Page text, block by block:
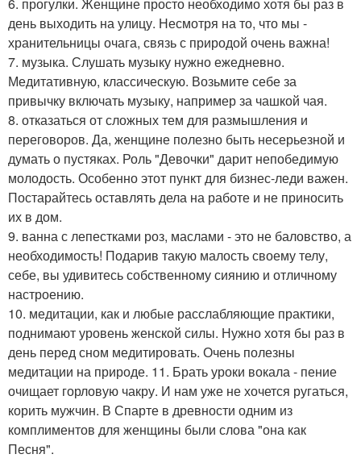
6. прогулки. Женщине просто необходимо хотя бы раз в
день выходить на улицу. Несмотря на то, что мы -
хранительницы очага, связь с природой очень важна!
7. музыка. Слушать музыку нужно ежедневно.
Медитативную, классическую. Возьмите себе за
привычку включать музыку, например за чашкой чая.
8. отказаться от сложных тем для размышления и
переговоров. Да, женщине полезно быть несерьезной и
думать о пустяках. Роль "Девочки" дарит непобедимую
молодость. Особенно этот пункт для бизнес-леди важен.
Постарайтесь оставлять дела на работе и не приносить
их в дом.
9. ванна с лепестками роз, маслами - это не баловство, а
необходимость! Подарив такую малость своему телу,
себе, вы удивитесь собственному сиянию и отличному
настроению.
10. медитации, как и любые расслабляющие практики,
поднимают уровень женской силы. Нужно хотя бы раз в
день перед сном медитировать. Очень полезны
медитации на природе. 11. Брать уроки вокала - пение
очищает горловую чакру. И нам уже не хочется ругаться,
корить мужчин. В Спарте в древности одним из
комплиментов для женщины были слова "она как
Песня".